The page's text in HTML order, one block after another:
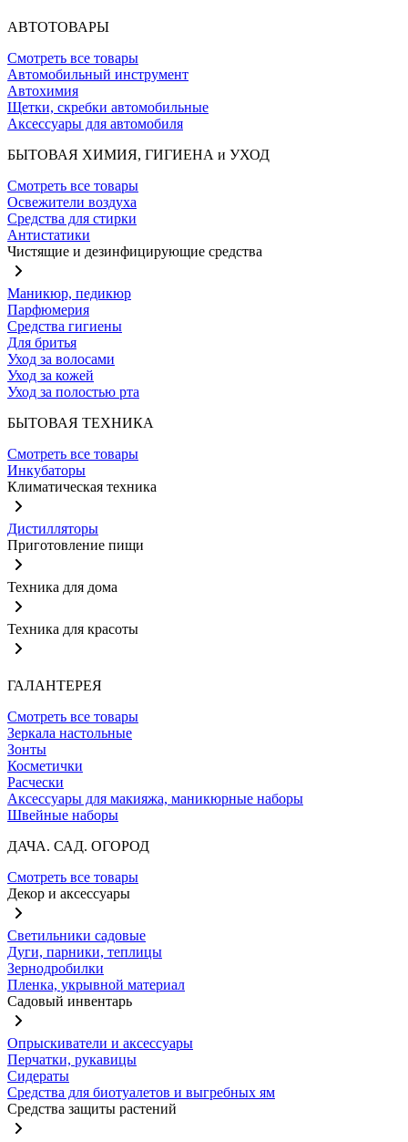
АВТОТОВАРЫ
Смотреть все товары
Автомобильный инструмент
Автохимия
Щетки, скребки автомобильные
Аксессуары для автомобиля
БЫТОВАЯ ХИМИЯ, ГИГИЕНА и УХОД
Смотреть все товары
Освежители воздуха
Средства для стирки
Антистатики
Чистящие и дезинфицирующие средства
Маникюр, педикюр
Парфюмерия
Средства гигиены
Для бритья
Уход за волосами
Уход за кожей
Уход за полостью рта
БЫТОВАЯ ТЕХНИКА
Смотреть все товары
Инкубаторы
Климатическая техника
Дистилляторы
Приготовление пищи
Техника для дома
Техника для красоты
ГАЛАНТЕРЕЯ
Смотреть все товары
Зеркала настольные
Зонты
Косметички
Расчески
Аксессуары для макияжа, маникюрные наборы
Швейные наборы
ДАЧА. САД. ОГОРОД
Смотреть все товары
Декор и аксессуары
Светильники садовые
Дуги, парники, теплицы
Зернодробилки
Пленка, укрывной материал
Садовый инвентарь
Опрыскиватели и аксессуары
Перчатки, рукавицы
Сидераты
Средства для биотуалетов и выгребных ям
Средства защиты растений